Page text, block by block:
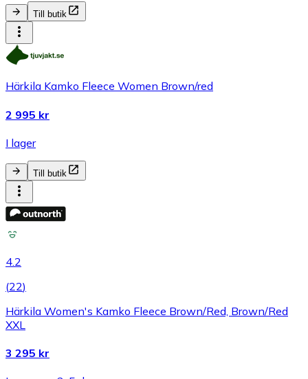
Till butik
Härkila Kamko Fleece Women Brown/red
2 995 kr
I lager
Till butik
4.2
(22)
Härkila Women's Kamko Fleece Brown/Red, Brown/Red
XXL
3 295 kr